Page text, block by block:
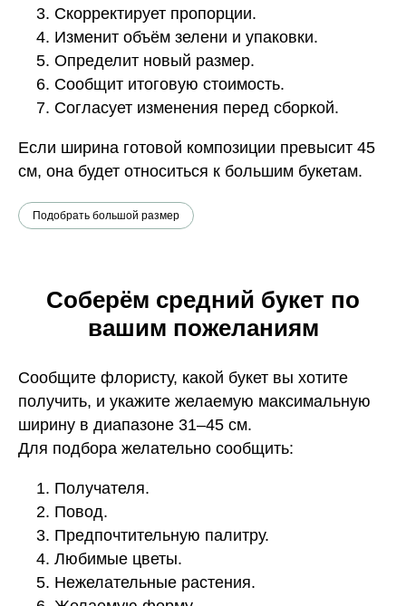
Скорректирует пропорции.
Изменит объём зелени и упаковки.
Определит новый размер.
Сообщит итоговую стоимость.
Согласует изменения перед сборкой.
Если ширина готовой композиции превысит 45
см, она будет относиться к большим букетам.
Подобрать большой размер
Соберём средний букет по
вашим пожеланиям
Сообщите флористу, какой букет вы хотите
получить, и укажите желаемую максимальную
ширину в диапазоне 31–45 см.
Для подбора желательно сообщить:
Получателя.
Повод.
Предпочтительную палитру.
Любимые цветы.
Нежелательные растения.